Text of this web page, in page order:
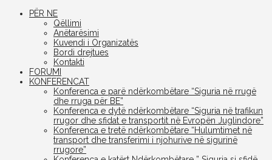
PËR NE
Qëllimi
Anëtarësimi
Kuvendi i Organizatës
Bordi drejtues
Kontakti
FORUMI
KONFERENCAT
Konferenca e parë ndërkombëtare “Siguria në rrugë
dhe rruga për BE”
Konferenca e dytë ndërkombëtare “Siguria në trafikun
rrugor dhe sfidat e transportit në Evropën Juglindore”
Konferenca e tretë ndërkombëtare “Hulumtimet në
transport dhe transferimi i njohurive në sigurinë
rrugore”